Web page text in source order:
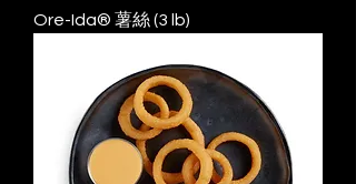
Ore-Ida® 薯絲 (3 lb)